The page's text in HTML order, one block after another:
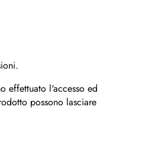
effettuato l'accesso ed
possono lasciare